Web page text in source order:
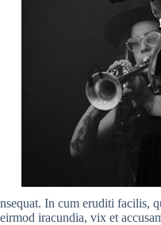
nsequat. In cum eruditi facilis,
eirmod iracundia, vix et